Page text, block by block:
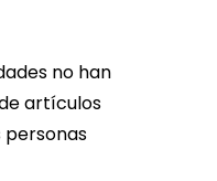
no han
artículos
personas